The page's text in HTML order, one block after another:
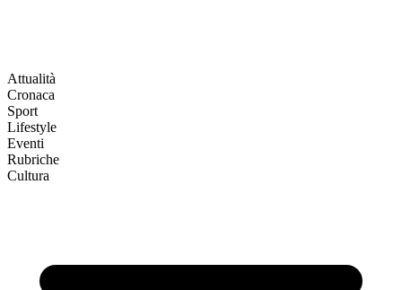
Attualità
Cronaca
Sport
Lifestyle
Eventi
Rubriche
Cultura